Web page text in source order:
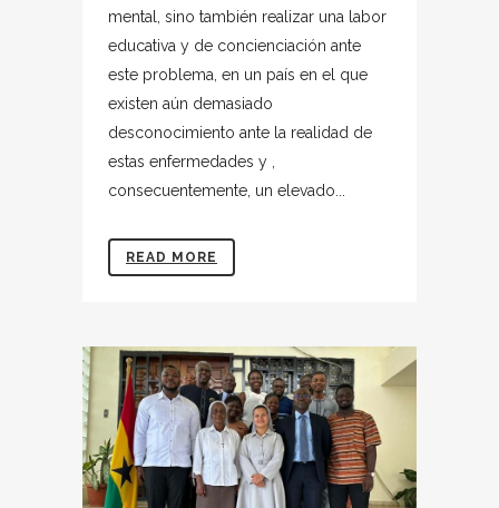
mental, sino también realizar una labor
educativa y de concienciación ante
este problema, en un país en el que
existen aún demasiado
desconocimiento ante la realidad de
estas enfermedades y ,
consecuentemente, un elevado...
READ MORE